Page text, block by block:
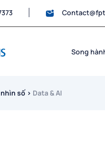
Song
số › Data & AI